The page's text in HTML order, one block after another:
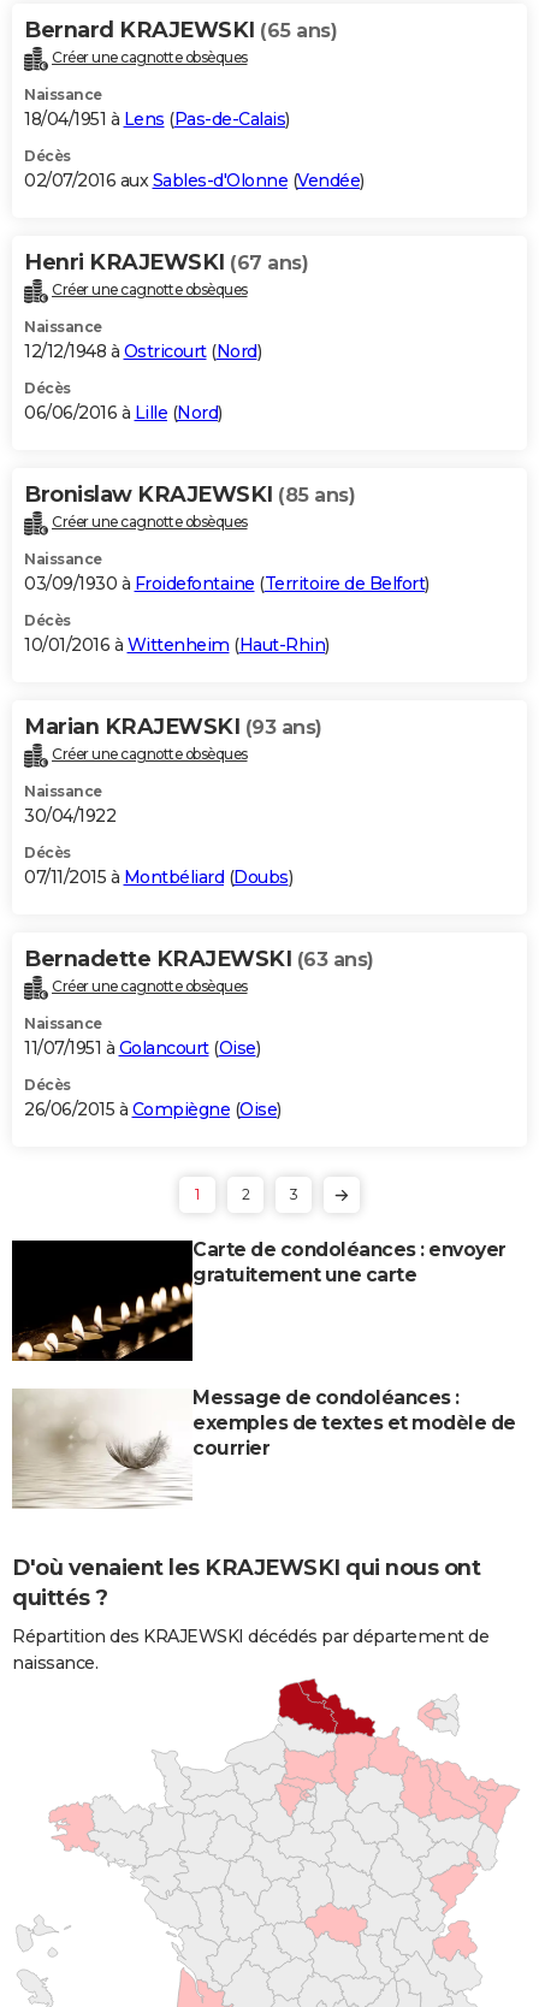
Bernard KRAJEWSKI (65 ans)
Créer une cagnotte obsèques
Naissance
18/04/1951 à Lens (Pas-de-Calais)
Décès
02/07/2016 auxSables-d'Olonne (Vendée)
Henri KRAJEWSKI (67 ans)
Créer une cagnotte obsèques
Naissance
12/12/1948 à Ostricourt(Nord)
Décès
06/06/2016 à Lille (Nord)
Bronislaw KRAJEWSKI (85 ans)
Créer une cagnotte obsèques
Naissance
03/09/1930 à Froidefontaine (Territoire de Belfort)
Décès
10/01/2016 à Wittenheim (Haut-Rhin)
Marian KRAJEWSKI (93 ans)
Créer une cagnotte obsèques
Naissance
30/04/1922
Décès
07/11/2015 à Montbéliard (Doubs)
Bernadette KRAJEWSKI (63 ans)
Créer une cagnotte obsèques
Naissance
11/07/1951 à Golancourt(Oise)
Décès
26/06/2015 à Compiègne (Oise)
1 2 3
Carte de condoléances : envoyer
gratuitement une carte
Message de condoléances :
exemples de textes et modèle de
courrier
D'où venaient les KRAJEWSKI qui nous ont
quittés ?
Répartition des KRAJEWSKI décédés par département de
naissance.